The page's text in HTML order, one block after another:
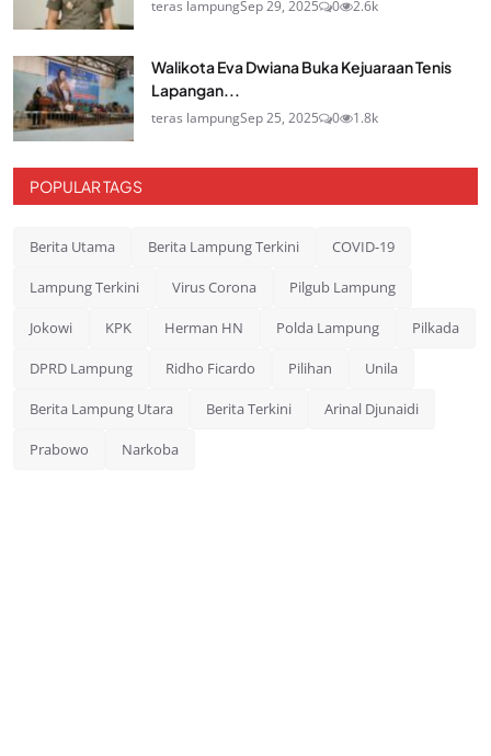
teras lampungSep 29, 2025 0 2.6k
Walikota Eva Dwiana Buka Kejuaraan Tenis
Lapangan...
teras lampungSep 25, 2025 0 1.8k
POPULAR TAGS
Berita Utama Berita Lampung Terkini COVID-19
Lampung Terkini Virus Corona Pilgub Lampung
Jokowi KPK Herman HN Polda Lampung Pilkada
DPRD Lampung Ridho Ficardo Pilihan Unila
Berita Lampung Utara Berita Terkini Arinal Djunaidi
Prabowo Narkoba